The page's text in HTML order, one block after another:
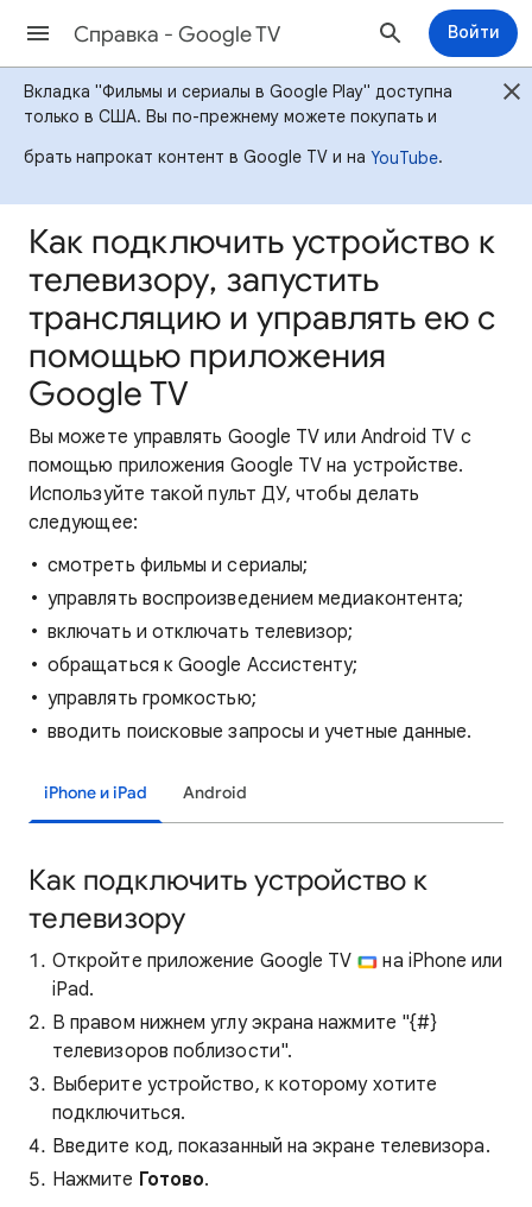
Cправка - Google TV Войти
Вкладка "Фильмы и сериалы в Google Play" доступна
только в США. Вы по-прежнему можете покупать и
брать напрокат контент в Google TV и на YouTube.
Как подключить устройство к
телевизору, запустить
трансляцию и управлять ею с
помощью приложения
Google TV
Вы можете управлять Google TV или Android TV с
помощью приложения Google TV на устройстве.
Используйте такой пульт ДУ, чтобы делать
следующее:
смотреть фильмы и сериалы;
управлять воспроизведением медиаконтента;
включать и отключать телевизор;
обращаться к Google Ассистенту;
управлять громкостью;
вводить поисковые запросы и учетные данные.
iPhone и iPad Android
Как подключить устройство к
телевизору
Откройте приложение Google TV
на iPhone или
iPad.
В правом нижнем углу экрана нажмите "{#}
телевизоров поблизости".
Выберите устройство, к которому хотите
подключиться.
Введите код, показанный на экране телевизора.
Нажмите Готово.